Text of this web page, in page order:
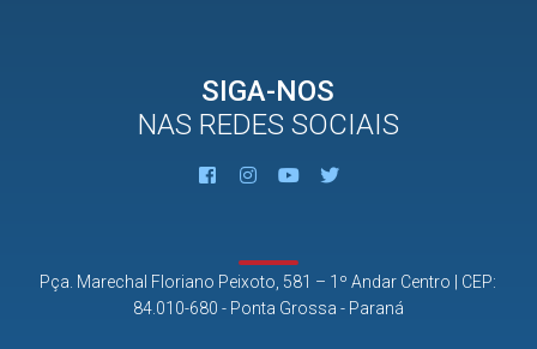
SIGA-NOS
NAS REDES SOCIAIS
Pça. Marechal Floriano Peixoto, 581 – 1º Andar Centro | CEP:
84.010-680 - Ponta Grossa - Paraná